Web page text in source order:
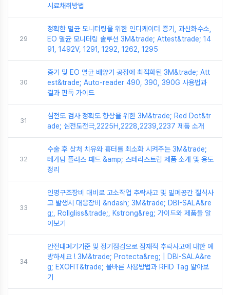
시료채취방법
29
정확한 멸균 모니터링을 위한 인디케이터 증기, 과산화수소,
EO 멸균 모니터링 솔루션 3M&trade; Attest&trade; 14
91, 1492V, 1291, 1292, 1262, 1295
30
증기 및 EO 멸균 배양기 공정에 최적화된 3M&trade; Att
est&trade; Auto-reader 490, 390, 390G 사용법과
결과 판독 가이드
31
심전도 검사 정확도 향상을 위한 3M&trade; Red Dot&tr
ade; 심전도전극,2225H,2228,2239,2237 제품 소개
32
수술 후 상처 치유와 흉터를 최소화 시켜주는 3M&trade;
테가덤 플러스 패드 &amp; 스테리스트립 제품 소개 및 용도
정리
33
인명구조장비 대비로 고소작업 추락사고 및 밀폐공간 질식사
고 발생시 대응장비 &ndash; 3M&trade; DBI-SALA&re
g;, Rollgliss&trade;, Kstrong&reg; 가이드와 제품들 알
아보기
34
안전대폐기기준 및 정기점검으로 잠재적 추락사고에 대한 예
방하세요 ! 3M&trade; Protecta&reg; | DBI-SALA&re
g; EXOFIT&trade; 올바른 사용방법과 RFID Tag 알아보
기